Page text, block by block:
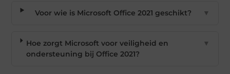
Voor wie is Microsoft Office 2021 geschikt? ▼
Hoe zorgt Microsoft voor veiligheid en
ondersteuning bij Office 2021?
▼